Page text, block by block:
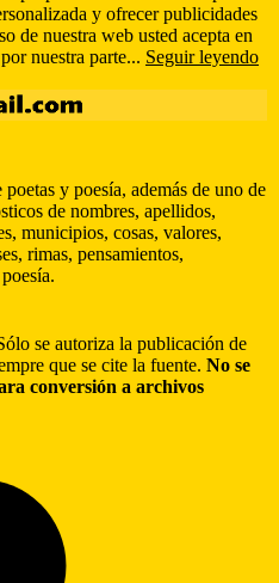
y ofrecer publicidades
de nuestra web usted acepta en
nuestra parte... Seguir leyendo
y poesía, además de uno de
de nombres, apellidos,
municipios, cosas, valores,
rimas, pensamientos,
se autoriza la publicación de
que se cite la fuente. No se
conversión a archivos